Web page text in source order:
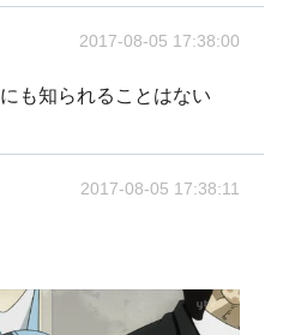
2017-08-05 17:38:00
も知られることはない
2017-08-05 17:38:11